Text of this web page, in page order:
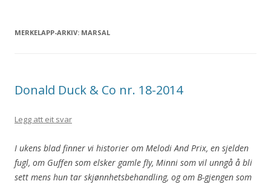
MERKELAPP-ARKIV: MARSAL
Donald Duck & Co nr. 18-2014
Legg att eit svar
I ukens blad finner vi historier om Melodi And Prix, en sjelden
fugl, om Guffen som elsker gamle fly, Minni som vil unngå å bli
sett mens hun tar skjønnhetsbehandling, og om B-gjengen som